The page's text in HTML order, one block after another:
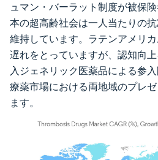
ュマン・バーラット制度が被保
本の超高齢社会は一人当たりの
維持しています。ラテンアメリ
遅れをとっていますが、認知向
入ジェネリック医薬品による参
療薬市場における両地域のプレ
ます。